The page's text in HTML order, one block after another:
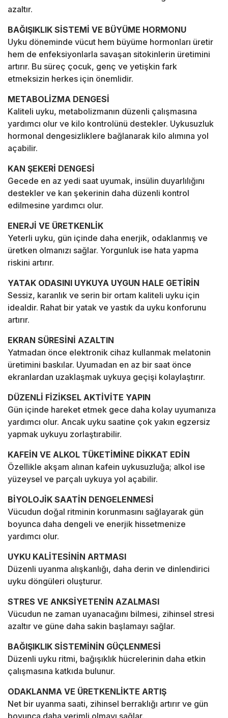
azaltır.
BAĞIŞIKLIK SİSTEMİ VE BÜYÜME HORMONU
Uyku döneminde vücut hem büyüme hormonları üretir
hem de enfeksiyonlarla savaşan sitokinlerin üretimini
artırır. Bu süreç çocuk, genç ve yetişkin fark
etmeksizin herkes için önemlidir.
METABOLİZMA DENGESİ
Kaliteli uyku, metabolizmanın düzenli çalışmasına
yardımcı olur ve kilo kontrolünü destekler. Uykusuzluk
hormonal dengesizliklere bağlanarak kilo alımına yol
açabilir.
KAN ŞEKERİ DENGESİ
Gecede en az yedi saat uyumak, insülin duyarlılığını
destekler ve kan şekerinin daha düzenli kontrol
edilmesine yardımcı olur.
ENERJİ VE ÜRETKENLİK
Yeterli uyku, gün içinde daha enerjik, odaklanmış ve
üretken olmanızı sağlar. Yorgunluk ise hata yapma
riskini artırır.
YATAK ODASINI UYKUYA UYGUN HALE GETİRİN
Sessiz, karanlık ve serin bir ortam kaliteli uyku için
idealdir. Rahat bir yatak ve yastık da uyku konforunu
artırır.
EKRAN SÜRESİNİ AZALTIN
Yatmadan önce elektronik cihaz kullanmak melatonin
üretimini baskılar. Uyumadan en az bir saat önce
ekranlardan uzaklaşmak uykuya geçişi kolaylaştırır.
DÜZENLİ FİZİKSEL AKTİVİTE YAPIN
Gün içinde hareket etmek gece daha kolay uyumanıza
yardımcı olur. Ancak uyku saatine çok yakın egzersiz
yapmak uykuyu zorlaştırabilir.
KAFEİN VE ALKOL TÜKETİMİNE DİKKAT EDİN
Özellikle akşam alınan kafein uykusuzluğa; alkol ise
yüzeysel ve parçalı uykuya yol açabilir.
BİYOLOJİK SAATİN DENGELENMESİ
Vücudun doğal ritminin korunmasını sağlayarak gün
boyunca daha dengeli ve enerjik hissetmenize
yardımcı olur.
UYKU KALİTESİNİN ARTMASI
Düzenli uyanma alışkanlığı, daha derin ve dinlendirici
uyku döngüleri oluşturur.
STRES VE ANKSİYETENİN AZALMASI
Vücudun ne zaman uyanacağını bilmesi, zihinsel stresi
azaltır ve güne daha sakin başlamayı sağlar.
BAĞIŞIKLIK SİSTEMİNİN GÜÇLENMESİ
Düzenli uyku ritmi, bağışıklık hücrelerinin daha etkin
çalışmasına katkıda bulunur.
ODAKLANMA VE ÜRETKENLİKTE ARTIŞ
Net bir uyanma saati, zihinsel berraklığı artırır ve gün